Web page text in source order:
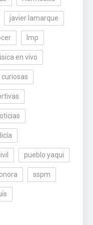
javier lamarque
lmp
en vivo
pueblo yaqui
sspm